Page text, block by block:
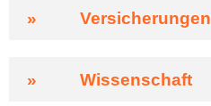
» Versicherungen
» Wissenschaft